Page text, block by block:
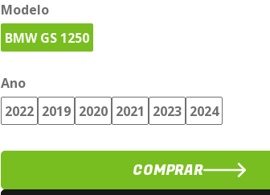
Modelo
BMW GS 1250
Ano
2022 2019 2020 2021 2023 2024
COMPRAR